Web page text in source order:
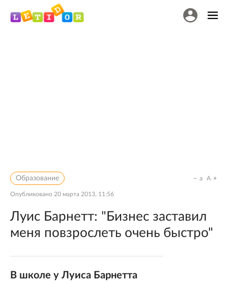
Образование
Опубликовано 20 марта 2013, 11:56
a A
Луис Барнетт: "Бизнес заставил
меня повзрослеть очень быстро"
В школе у Луиса Барнетта